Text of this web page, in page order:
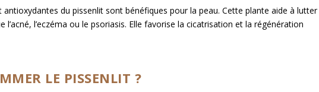
du pissenlit sont bénéfiques pour la peau. Cette plante aide à lutter
l’eczéma ou le psoriasis. Elle favorise la cicatrisation et la régénération
LE PISSENLIT ?